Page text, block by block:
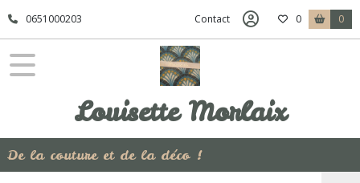
0651000203 Contact 0 0
Louisette Morlaix
De la couture et de la déco !